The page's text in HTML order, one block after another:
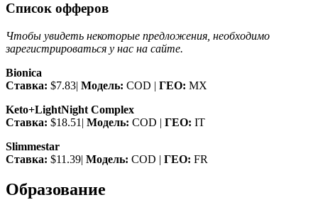
Список офферов
Чтобы увидеть некоторые предложения, необходимо
зарегистрироваться у нас на сайте.
Bionica
Ставка: $7.83| Модель: COD | ГЕО: MX
Keto+LightNight Complex
Ставка: $18.51| Модель: COD | ГЕО: IT
Slimmestar
Ставка: $11.39| Модель: COD | ГЕО: FR
Образование